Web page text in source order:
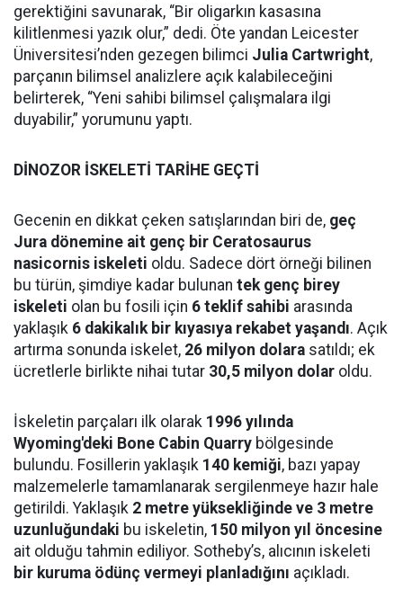
gerektiğini savunarak, “Bir oligarkın kasasına
kilitlenmesi yazık olur,” dedi. Öte yandan Leicester
Üniversitesi’nden gezegen bilimci Julia Cartwright,
parçanın bilimsel analizlere açık kalabileceğini
belirterek, “Yeni sahibi bilimsel çalışmalara ilgi
duyabilir,” yorumunu yaptı.
DİNOZOR İSKELETİ TARİHE GEÇTİ
Gecenin en dikkat çeken satışlarından biri de, geç
Jura dönemine ait genç bir Ceratosaurus
nasicornis iskeleti oldu. Sadece dört örneği bilinen
bu türün, şimdiye kadar bulunan tek genç birey
iskeleti olan bu fosili için 6 teklif sahibi arasında
yaklaşık 6 dakikalık bir kıyasıya rekabet yaşandı. Açık
artırma sonunda iskelet, 26 milyon dolara satıldı; ek
ücretlerle birlikte nihai tutar 30,5 milyon dolar oldu.
İskeletin parçaları ilk olarak 1996 yılında
Wyoming'deki Bone Cabin Quarry bölgesinde
bulundu. Fosillerin yaklaşık 140 kemiği, bazı yapay
malzemelerle tamamlanarak sergilenmeye hazır hale
getirildi. Yaklaşık 2 metre yüksekliğinde ve 3 metre
uzunluğundaki bu iskeletin, 150 milyon yıl öncesine
ait olduğu tahmin ediliyor. Sotheby’s, alıcının iskeleti
bir kuruma ödünç vermeyi planladığını açıkladı.